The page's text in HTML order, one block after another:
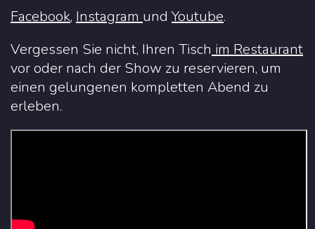
Facebook, Instagram und Youtube.
Vergessen Sie nicht, Ihren Tisch im Restaurant
vor oder nach der Show zu reservieren, um
einen gelungenen kompletten Abend zu
erleben.